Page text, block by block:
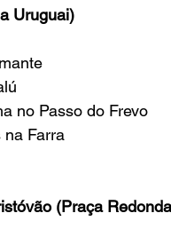
Uruguai)
no Passo do Frevo
na Farra
(Praça